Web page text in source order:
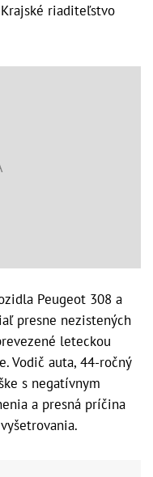
riaditeľstvo
Peugeot 308 a
presne nezistených
leteckou
Vodič auta, 44-ročný
s negatívnym
a presná príčina